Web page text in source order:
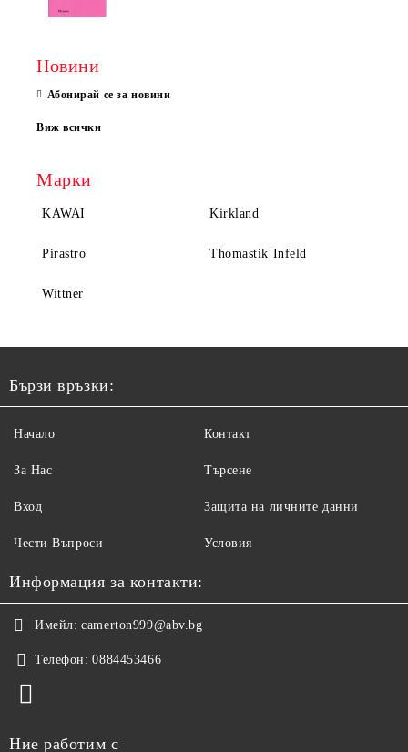
Новини
Абонирай се за новини
Виж всички
Марки
KAWAI Kirkland
Pirastro Thomastik Infeld
Wittner
Бързи връзки:
Начало
За Нас
Вход
Чести Въпроси
Контакт
Търсене
Защита на личните данни
Условия
Информация за контакти:
Имейл: camerton999@abv.bg
Телефон: 0884453466
Ние работим с